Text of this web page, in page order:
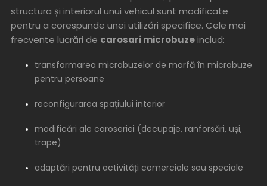
structura și interiorul unui vehicul sunt modificate
pentru a corespunde unei utilizări specifice. Cele mai
frecvente lucrări de carosari microbuzeinclud:
transformarea microbuzelor de marfă în microbuze
pentru persoane
reconfigurarea spațiului interior
modificări ale caroseriei (decupaje, ranforsări, uși,
trape)
adaptări pentru activități comerciale sau speciale